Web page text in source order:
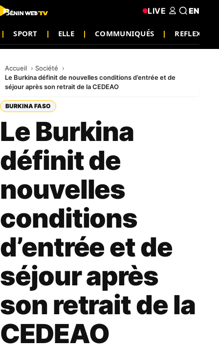
SPORT ELLE COMMUNIQUÉS
LIVE EN
Accueil
Société
Le Burkina définit de nouvelles conditions d’entrée et de
séjour après son retrait de la CEDEAO
BURKINA FASO
Le Burkina
définit de
nouvelles
conditions
d’entrée et de
séjour après
son retrait de la
CEDEAO